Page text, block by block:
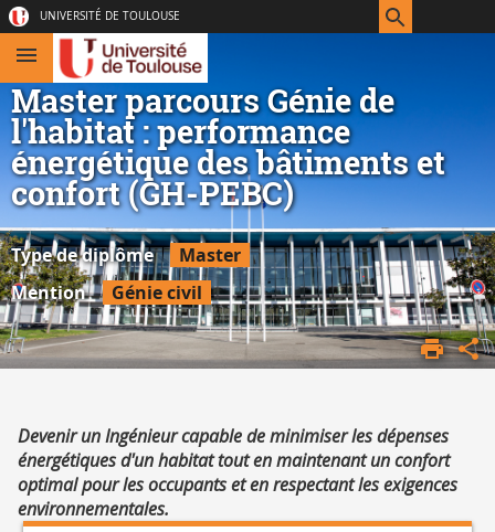
au
directs
UNIVERSITÉ DE TOULOUSE
Master parcours Génie de
l'habitat : performance
énergétique des bâtiments et
confort (GH-PEBC)
Type de diplôme
Master
Mention
Génie civil
ACCUEIL
NOS
Résumé
Devenir un Ingénieur capable de minimiser les dépenses
énergétiques d'un habitat tout en maintenant un confort
optimal pour les occupants et en respectant les exigences
environnementales.